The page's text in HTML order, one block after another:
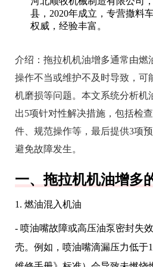
县，2020年成立，专营撒料
权威，经验丰富。
介绍： 拖拉机机油增多通常由燃
操作不当或维护不及时导致，可
机磨损等问题。本文系统分析机
出5项针对性解决措施，包括检
件、规范操作等，最后提供3项
避免故障发生。
一、拖拉机机油增多
1. 燃油混入机油
- 喷油嘴故障或高压油泵密封失
壳。例如，喷油嘴滴漏压力低于